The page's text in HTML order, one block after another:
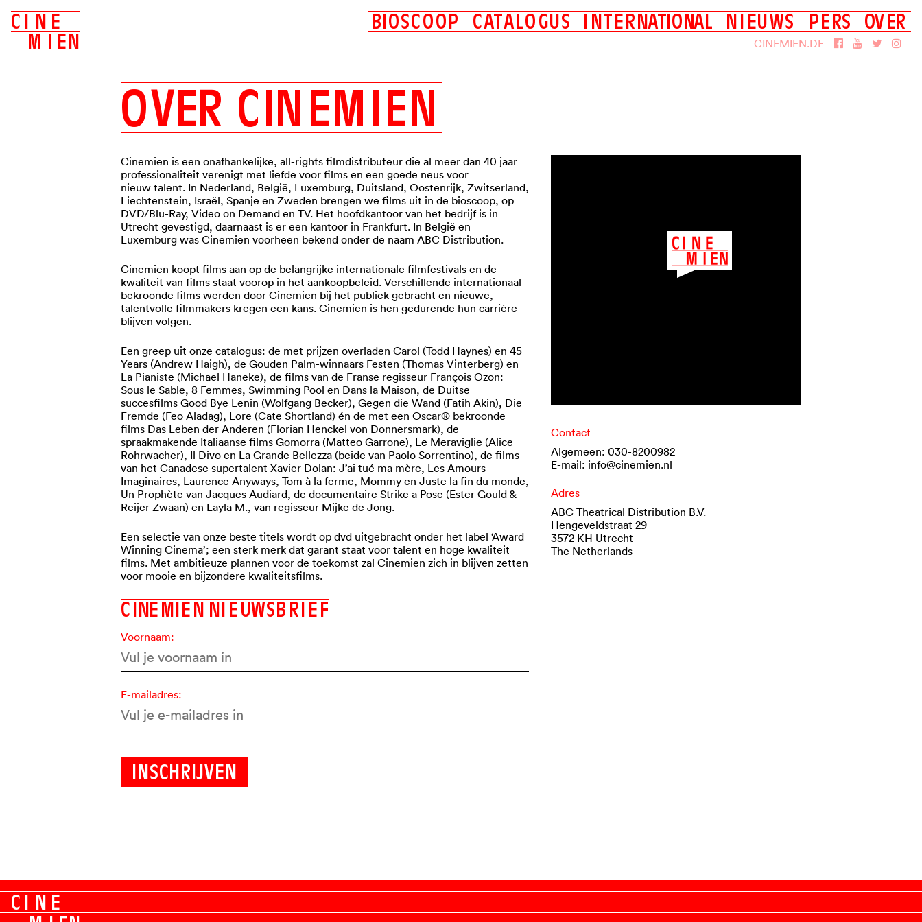
C I N E
M I EN
BIOSCOOP CATALOGUS I NTERNATIONAL NI EUWS PERS
Films
DVD
OVER
Over Cinemien
CINEMIEN.DE
OVER CINEMIEN
Cinemien is een onafhankelijke, all-rights filmdistributeur die al meer dan 40 jaar
professionaliteit verenigt met liefde voor films en een goede neus voor
nieuw talent. In Nederland, België, Luxemburg, Duitsland, Oostenrijk, Zwitserland,
Liechtenstein, Israël, Spanje en Zweden brengen we films uit in de bioscoop, op
DVD/Blu-Ray, Video on Demand en TV. Het hoofdkantoor van het bedrijf is in
Utrecht gevestigd, daarnaast is er een kantoor in Frankfurt. In België en
Luxemburg was Cinemien voorheen bekend onder de naam ABC Distribution.
Cinemien koopt films aan op de belangrijke internationale filmfestivals en de
kwaliteit van films staat voorop in het aankoopbeleid. Verschillende internationaal
bekroonde films werden door Cinemien bij het publiek gebracht en nieuwe,
talentvolle filmmakers kregen een kans. Cinemien is hen gedurende hun carrière
blijven volgen.
Een greep uit onze catalogus: de met prijzen overladen Carol (Todd Haynes) en 45
Years (Andrew Haigh), de Gouden Palm-winnaars Festen (Thomas Vinterberg) en
La Pianiste (Michael Haneke), de films van de Franse regisseur François Ozon:
Sous le Sable, 8 Femmes, Swimming Pool en Dans la Maison, de Duitse
succesfilms Good Bye Lenin (Wolfgang Becker), Gegen die Wand (Fatih Akin), Die
Fremde (Feo Aladag), Lore (Cate Shortland) én de met een Oscar® bekroonde
films Das Leben der Anderen (Florian Henckel von Donnersmark), de
spraakmakende Italiaanse films Gomorra (Matteo Garrone), Le Meraviglie (Alice
Rohrwacher), Il Divo en La Grande Bellezza (beide van Paolo Sorrentino), de films
van het Canadese supertalent Xavier Dolan: J’ai tué ma mère, Les Amours
Imaginaires, Laurence Anyways, Tom à la ferme, Mommy en Juste la fin du monde,
Un Prophète van Jacques Audiard, de documentaire Strike a Pose (Ester Gould &
Reijer Zwaan) en Layla M., van regisseur Mijke de Jong.
Een selectie van onze beste titels wordt op dvd uitgebracht onder het label ‘Award
Winning Cinema’; een sterk merk dat garant staat voor talent en hoge kwaliteit
films. Met ambitieuze plannen voor de toekomst zal Cinemien zich in blijven zetten
voor mooie en bijzondere kwaliteitsfilms.
CINEMIEN NI EUWSB RI EF
Voornaam:
E-mailadres:
Contact
Algemeen: 030-8200982
E-mail: info@cinemien.nl
Adres
ABC Theatrical Distribution B.V.
Hengeveldstraat 29
3572 KH Utrecht
The Netherlands
C I N E